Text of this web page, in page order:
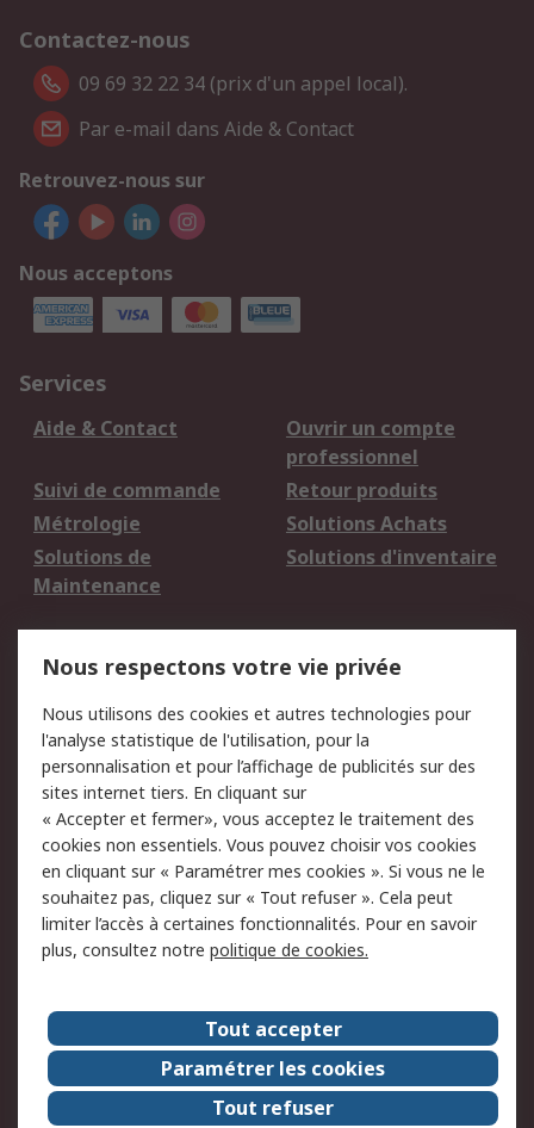
Contactez-nous
09 69 32 22 34 (prix d'un appel local).
Par e-mail dans Aide & Contact
Retrouvez-nous sur
Nous acceptons
Services
Aide & Contact
Ouvrir un compte
professionnel
Suivi de commande
Retour produits
Métrologie
Solutions Achats
Solutions de
Maintenance
Solutions d'inventaire
du site
Politique de protection
des données - Mise à
jour
Sécurité des E-mails
Conditions générales
de vente
Politique anti-
corruption
Campagnes marketing
A propos de RS
A propos de RS France
Evénements
Le groupe RS Group Plc
Presse
RS dans le monde
Démarche RSE
Nous rejoindre
RS Particuliers
Nous respectons votre vie privée
Nous utilisons des cookies et autres technologies pour
l'analyse statistique de l'utilisation, pour la
personnalisation et pour l’affichage de publicités sur des
sites internet tiers. En cliquant sur
« Accepter et fermer», vous acceptez le traitement des
cookies non essentiels. Vous pouvez choisir vos cookies
en cliquant sur « Paramétrer mes cookies ». Si vous ne le
souhaitez pas, cliquez sur « Tout refuser ». Cela peut
limiter l’accès à certaines fonctionnalités. Pour en savoir
plus, consultez notre politique de cookies.
Tout accepter
Paramétrer les cookies
Tout refuser